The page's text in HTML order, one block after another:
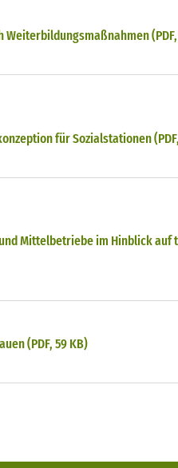
(PDF,
für Sozialstationen
Mittelbetriebe im Hinblick auf
(PDF, 59 KB)